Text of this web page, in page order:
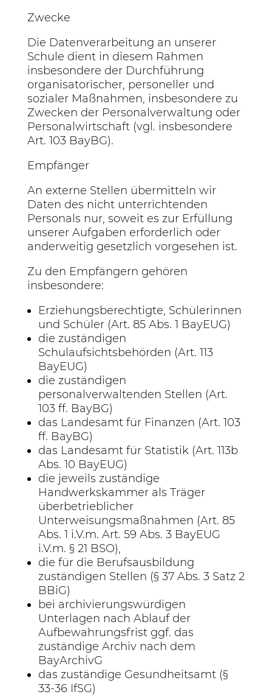
Zwecke
Die Datenverarbeitung an unserer
Schule dient in diesem Rahmen
insbesondere der Durchführung
organisatorischer, personeller und
sozialer Maßnahmen, insbesondere zu
Zwecken der Personalverwaltung oder
Personalwirtschaft (vgl. insbesondere
Art. 103 BayBG).
Empfänger
An externe Stellen übermitteln wir
Daten des nicht unterrichtenden
Personals nur, soweit es zur Erfüllung
unserer Aufgaben erforderlich oder
anderweitig gesetzlich vorgesehen ist.
Zu den Empfängern gehören
insbesondere:
Erziehungsberechtigte, Schülerinnen
und Schüler (Art. 85 Abs. 1 BayEUG)
die zuständigen
Schulaufsichtsbehörden (Art. 113
BayEUG)
die zuständigen
personalverwaltenden Stellen (Art.
103 ff. BayBG)
das Landesamt für Finanzen (Art. 103
ff. BayBG)
das Landesamt für Statistik (Art. 113b
Abs. 10 BayEUG)
die jeweils zuständige
Handwerkskammer als Träger
überbetrieblicher
Unterweisungsmaßnahmen (Art. 85
Abs. 1 i.V.m. Art. 59 Abs. 3 BayEUG
i.V.m. § 21 BSO),
die für die Berufsausbildung
zuständigen Stellen (§ 37 Abs. 3 Satz 2
BBiG)
bei archivierungswürdigen
Unterlagen nach Ablauf der
Aufbewahrungsfrist ggf. das
zuständige Archiv nach dem
BayArchivG
das zuständige Gesundheitsamt (§
33-36 IfSG)